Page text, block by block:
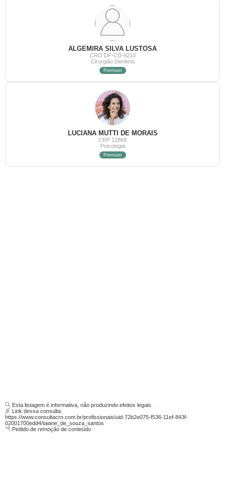
ALGEMIRA SILVA LUSTOSA
CRO DF-CD-9210
Cirurgião Dentista
Premium
LUCIANA MUTTI DE MORAIS
CRP 12868
Psicologia
Premium
Esta listagem é informativa, não produzindo efeitos legais.
Link dessa consulta:
https://www.consultacrn.com.br/profissionais/uid-72b2e075-f536-11ef-843f-
02001700edd4/taiane_de_souza_santos
Pedido de remoção de conteúdo